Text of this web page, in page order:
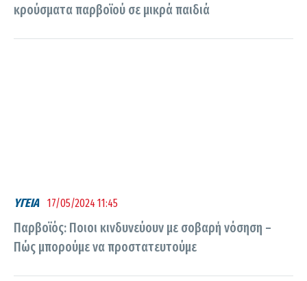
κρούσματα παρβοϊού σε μικρά παιδιά
ΥΓΕΙΑ 17/05/2024 11:45
Παρβοϊός: Ποιοι κινδυνεύουν με σοβαρή νόσηση –
Πώς μπορούμε να προστατευτούμε